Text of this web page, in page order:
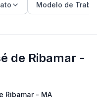
Modelo de
de Ribamar -
Ribamar - MA